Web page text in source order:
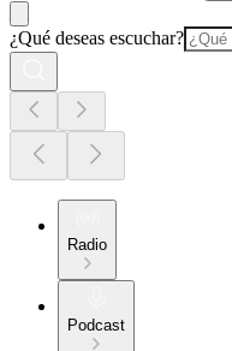
¿Qué deseas escuchar?
Radio
Podcast